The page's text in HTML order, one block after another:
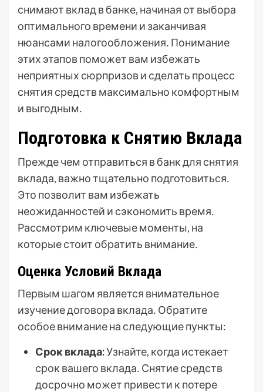
снимают вклад в банке, начиная от выбора
оптимального времени и заканчивая
нюансами налогообложения․ Понимание
этих этапов поможет вам избежать
неприятных сюрпризов и сделать процесс
снятия средств максимально комфортным
и выгодным․
Подготовка к Снятию Вклада
Прежде чем отправиться в банк для снятия
вклада, важно тщательно подготовиться․
Это позволит вам избежать
неожиданностей и сэкономить время․
Рассмотрим ключевые моменты, на
которые стоит обратить внимание․
Оценка Условий Вклада
Первым шагом является внимательное
изучение договора вклада․ Обратите
особое внимание на следующие пункты:
Срок вклада:Узнайте, когда истекает
срок вашего вклада․ Снятие средств
досрочно может привести к потере